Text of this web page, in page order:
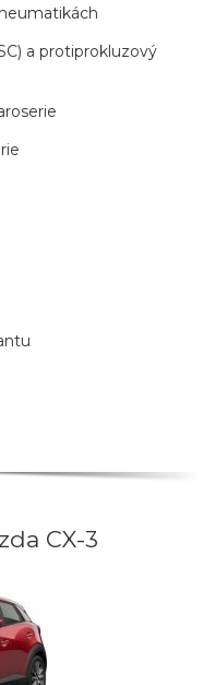
a protiprokluzový
CX-3